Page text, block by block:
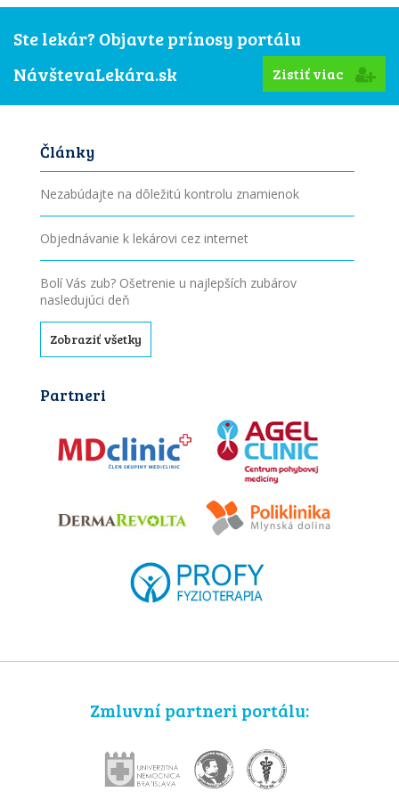
Ste lekár? Objavte prínosy portálu
NávštevaLekára.sk
Zistiť viac
Články
Nezabúdajte na dôležitú kontrolu znamienok
Objednávanie k lekárovi cez internet
Bolí Vás zub? Ošetrenie u najlepších zubárov
nasledujúci deň
Zobraziť všetky
Partneri
Zmluvní partneri portálu: